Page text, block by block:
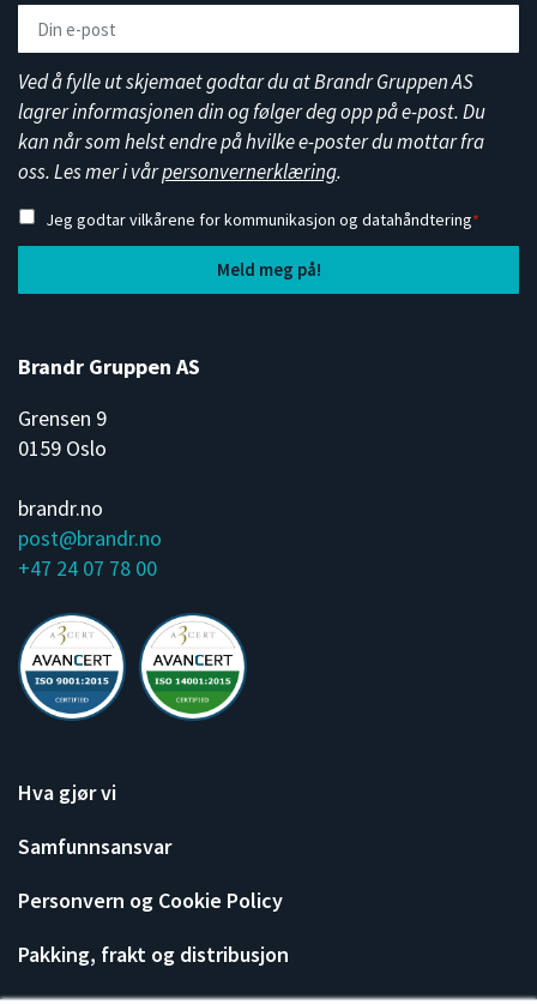
Ved å fylle ut skjemaet godtar du at Brandr Gruppen AS
lagrer informasjonen din og følger deg opp på e-post. Du
kan når som helst endre på hvilke e-poster du mottar fra
oss. Les mer i vårpersonvernerklæring.
Jeg godtar vilkårene for kommunikasjon og datahåndtering*
Brandr Gruppen AS
Grensen 9
0159 Oslo
brandr.no
post@brandr.no
+47 24 07 78 00
Hva gjør vi
Samfunnsansvar
Personvern og Cookie Policy
Pakking, frakt og distribusjon